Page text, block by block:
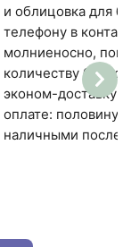
и облицовка для
телефону в
молниеносно,
количеству
эконом-доставку
оплате: половину
наличными после